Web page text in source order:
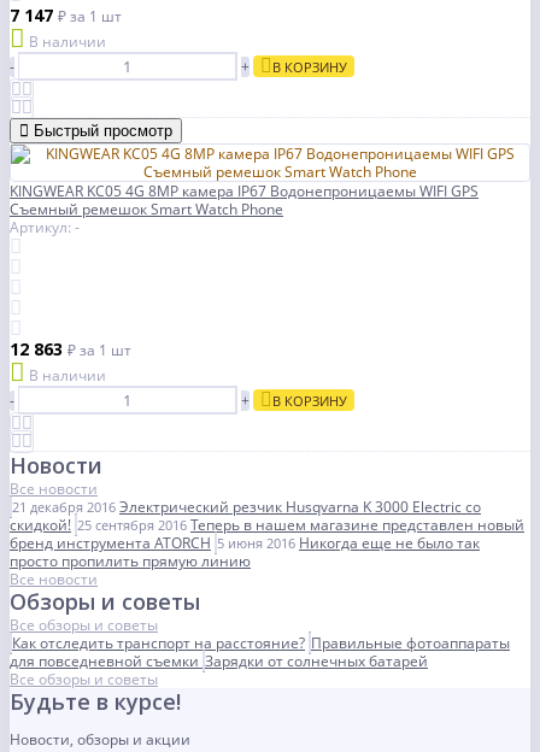
7 147 ₽за 1 шт
В наличии
-
+ В КОРЗИНУ
Быстрый просмотр
KINGWEAR KC05 4G 8MP камера IP67 Водонепроницаемы WIFI GPS
Съемный ремешок Smart Watch Phone
Артикул: -
12 863 ₽за 1 шт
В наличии
-
+ В КОРЗИНУ
Новости
Все новости
21 декабря 2016 Электрический резчик Husqvarna K 3000 Electric со
скидкой! 25 сентября 2016 Теперь в нашем магазине представлен новый
бренд инструмента ATORCH 5 июня 2016 Никогда еще не было так
просто пропилить прямую линию
Все новости
Обзоры и советы
Все обзоры и советы
Как отследить транспорт на расстояние? Правильные фотоаппараты
для повседневной съемки Зарядки от солнечных батарей
Все обзоры и советы
Будьте в курсе!
Новости, обзоры и акции